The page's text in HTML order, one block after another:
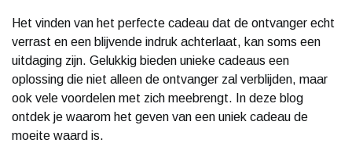
Het vinden van het perfecte cadeau dat de ontvanger echt
verrast en een blijvende indruk achterlaat, kan soms een
uitdaging zijn. Gelukkig bieden unieke cadeaus een
oplossing die niet alleen de ontvanger zal verblijden, maar
ook vele voordelen met zich meebrengt. In deze blog
ontdek je waarom het geven van een uniek cadeau de
moeite waard is.